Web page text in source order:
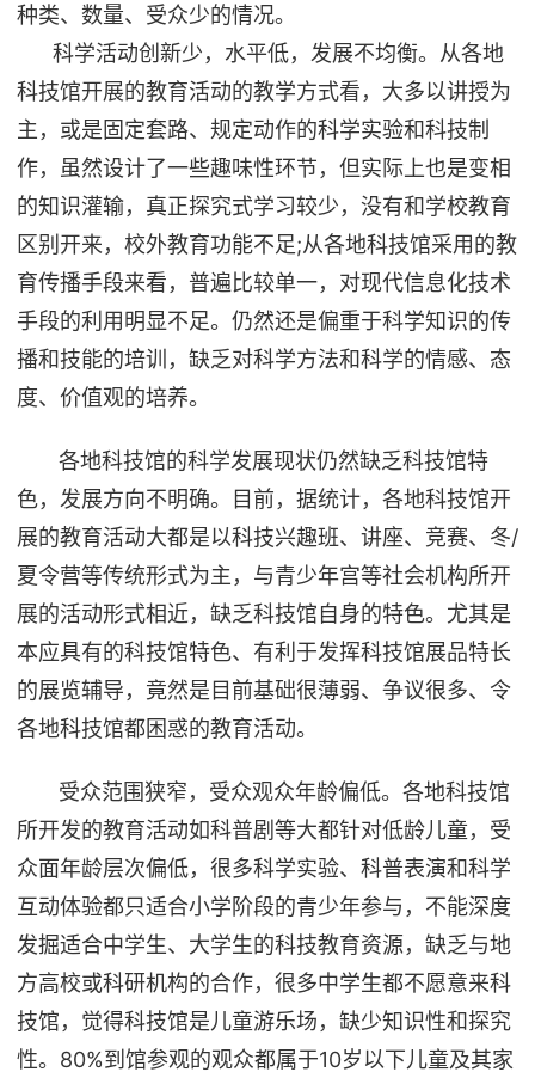
种类、数量、受众少的情况。
科学活动创新少，水平低，发展不均衡。从各地
科技馆开展的教育活动的教学方式看，大多以讲授为
主，或是固定套路、规定动作的科学实验和科技制
作，虽然设计了一些趣味性环节，但实际上也是变相
的知识灌输，真正探究式学习较少，没有和学校教育
区别开来，校外教育功能不足;从各地科技馆采用的教
育传播手段来看，普遍比较单一，对现代信息化技术
手段的利用明显不足。仍然还是偏重于科学知识的传
播和技能的培训，缺乏对科学方法和科学的情感、态
度、价值观的培养。
各地科技馆的科学发展现状仍然缺乏科技馆特
色，发展方向不明确。目前，据统计，各地科技馆开
展的教育活动大都是以科技兴趣班、讲座、竞赛、冬/
夏令营等传统形式为主，与青少年宫等社会机构所开
展的活动形式相近，缺乏科技馆自身的特色。尤其是
本应具有的科技馆特色、有利于发挥科技馆展品特长
的展览辅导，竟然是目前基础很薄弱、争议很多、令
各地科技馆都困惑的教育活动。
受众范围狭窄，受众观众年龄偏低。各地科技馆
所开发的教育活动如科普剧等大都针对低龄儿童，受
众面年龄层次偏低，很多科学实验、科普表演和科学
互动体验都只适合小学阶段的青少年参与，不能深度
发掘适合中学生、大学生的科技教育资源，缺乏与地
方高校或科研机构的合作，很多中学生都不愿意来科
技馆，觉得科技馆是儿童游乐场，缺少知识性和探究
性。80%到馆参观的观众都属于10岁以下儿童及其家